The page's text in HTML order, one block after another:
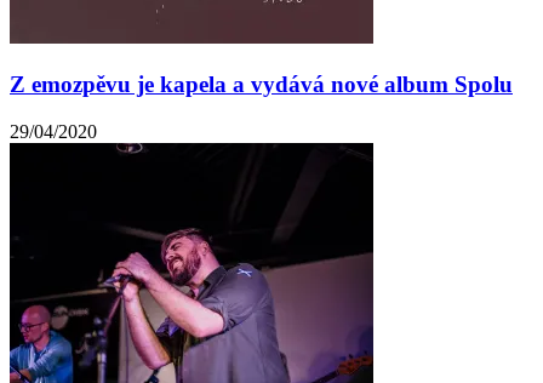
Z emozpěvu je kapela a vydává nové album Spolu
29/04/2020